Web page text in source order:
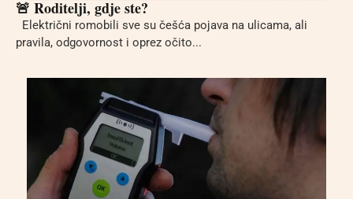
🚨 Roditelji, gdje ste?
Električni romobili sve su češća pojava na ulicama, ali
pravila, odgovornost i oprez očito...